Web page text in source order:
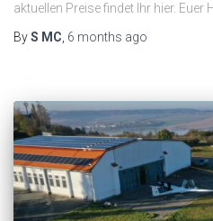
aktuellen Preise findet Ihr hier. Euer
ByS MC 6 months ago